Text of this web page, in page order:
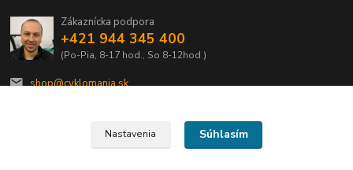
Zákaznícka podpora
+421 944 345 400
(Po-Pia, 8-17 hod., So 8-12hod.)
shop@cyklomania.sk
Nastavenia Súhlasím